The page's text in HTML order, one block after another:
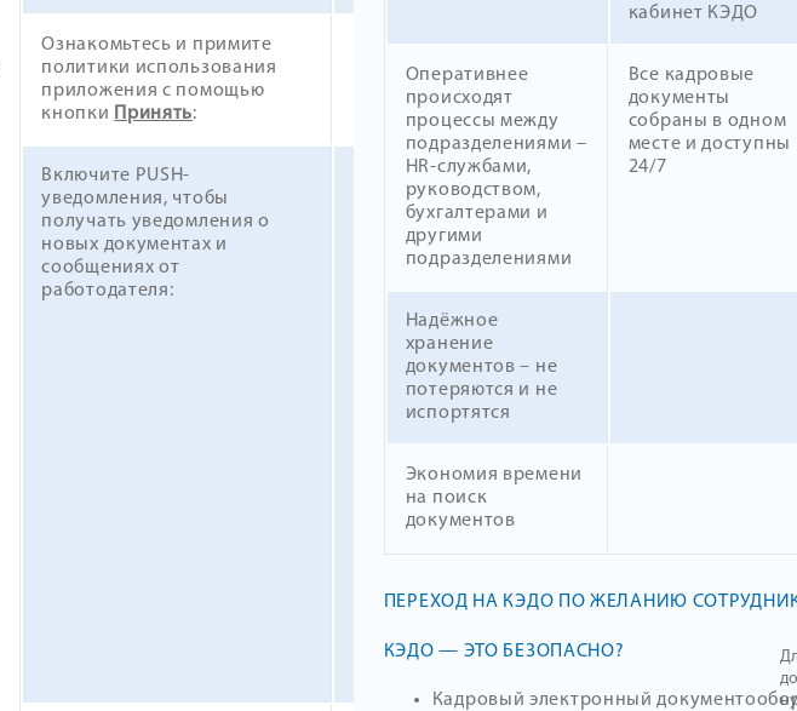
Ознакомьтесь и примите
политики использования
приложения с помощью
кнопки Принять:
Включите PUSH-
уведомления, чтобы
получать уведомления о
новых документах и
сообщениях от
работодателя:
кабинет КЭДО
Оперативнее
происходят
процессы между
подразделениями –
HR-службами,
руководством,
бухгалтерами и
другими
подразделениями
Все кадровые
документы
собраны в одном
месте и доступны
24/7
Надёжное
хранение
документов – не
потеряются и не
испортятся
Экономия времени
на поиск
документов
ПЕРЕХОД НА КЭДО ПО ЖЕЛАНИЮ
КЭДО — ЭТО БЕЗОПАСНО?
Кадровый электронный